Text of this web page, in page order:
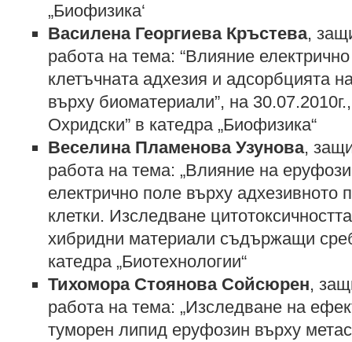
„Биофизика‘
Василена Георгиева Кръстева,
работа на тема: “Влияние
клетъчната адхезия и адсорбцията
върху биоматериали”, на
Охридски” в катедра „Биофизика“
Веселина Пламенова Узунова,
работа на тема: „Влияние на
електрично поле върху адхезивното
клетки. Изследване
хибридни материали съдържащи
катедра „Биотехнологии“
Тихомора Стоянова Сойсюрен,
работа на тема: „Изследване на
туморен липид еруфозин върху